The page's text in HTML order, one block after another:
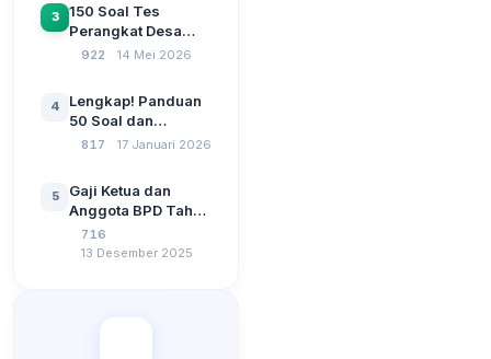
SPP Pencairan
Dana Desa
3
150 Soal Tes
Perangkat Desa
2026: Administrasi
Kebangsaan, dan
Komputer Beserta
Jawaban Paling
922 14 Mei 2026
4
Lengkap! Panduan
50 Soal dan
Jawaban Tes
Berdasarkan UU No
3 Tahun 2024
817 17 Januari 2026
5
Gaji Ketua dan
Anggota BPD Tahun
2026, Berapa
Besarannya? Ada
716
13 Desember 2025